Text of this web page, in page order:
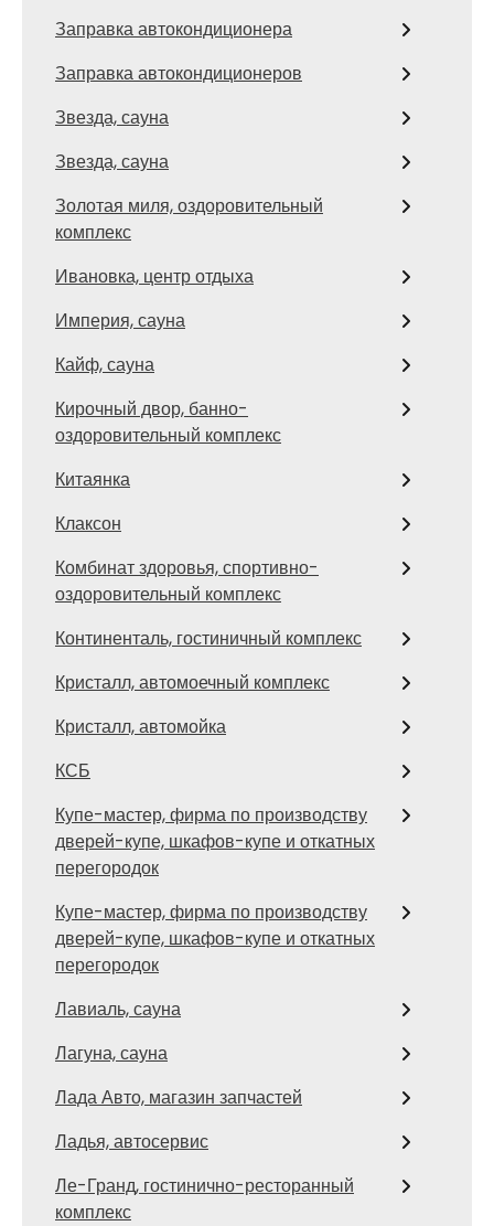
Заправка автокондиционера
Заправка автокондиционеров
Звезда, сауна
Звезда, сауна
Золотая миля, оздоровительный
комплекс
Ивановка, центр отдыха
Империя, сауна
Кайф, сауна
Кирочный двор, банно-
оздоровительный комплекс
Китаянка
Клаксон
Комбинат здоровья, спортивно-
оздоровительный комплекс
Континенталь, гостиничный комплекс
Кристалл, автомоечный комплекс
Кристалл, автомойка
КСБ
Купе-мастер, фирма по производству
дверей-купе, шкафов-купе и откатных
перегородок
Купе-мастер, фирма по производству
дверей-купе, шкафов-купе и откатных
перегородок
Лавиаль, сауна
Лагуна, сауна
Лада Авто, магазин запчастей
Ладья, автосервис
Ле-Гранд, гостинично-ресторанный
комплекс